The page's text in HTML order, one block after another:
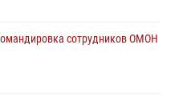
сотрудников ОМОН